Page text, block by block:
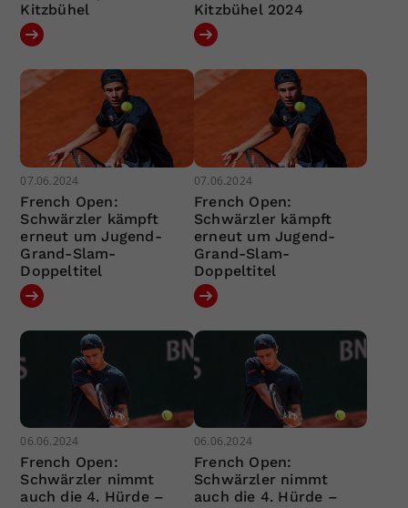
Kitzbühel
Kitzbühel 2024
07.06.2024
French Open:
Schwärzler kämpft
erneut um Jugend-
Grand-Slam-
Doppeltitel
07.06.2024
French Open:
Schwärzler kämpft
erneut um Jugend-
Grand-Slam-
Doppeltitel
06.06.2024
French Open:
Schwärzler nimmt
auch die 4. Hürde –
06.06.2024
French Open:
Schwärzler nimmt
auch die 4. Hürde –